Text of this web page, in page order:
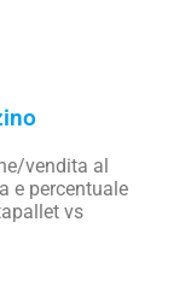
vendita al
e percentuale
vs